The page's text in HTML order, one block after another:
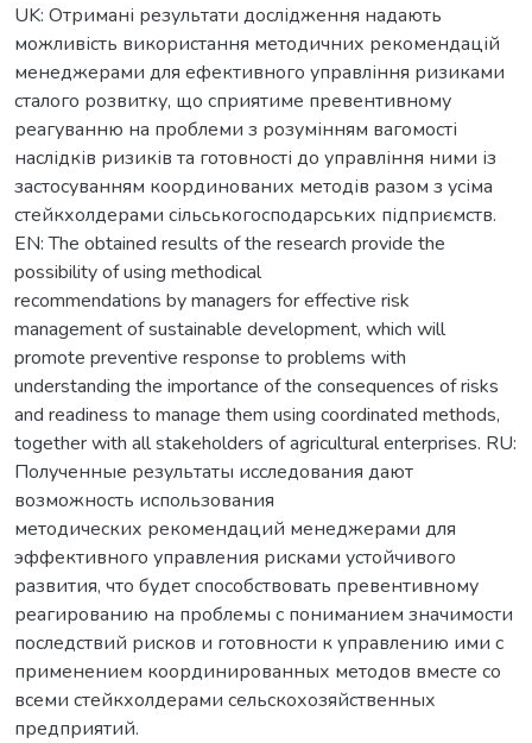
UK: Отримані результати дослідження надають
можливість використання методичних рекомендацій
менеджерами для ефективного управління ризиками
сталого розвитку, що сприятиме превентивному
реагуванню на проблеми з розумінням вагомості
наслідків ризиків та готовності до управління ними із
застосуванням координованих методів разом з усіма
стейкхолдерами сільськогосподарських підприємств.
EN: The obtained results of the research provide the
possibility of using methodical
recommendations by managers for effective risk
management of sustainable development, which will
promote preventive response to problems with
understanding the importance of the consequences of risks
and readiness to manage them using coordinated methods,
together with all stakeholders of agricultural enterprises. RU:
Полученные результаты исследования дают
возможность использования
методических рекомендаций менеджерами для
эффективного управления рисками устойчивого
развития, что будет способствовать превентивному
реагированию на проблемы с пониманием значимости
последствий рисков и готовности к управлению ими с
применением координированных методов вместе со
всеми стейкхолдерами сельскохозяйственных
предприятий.